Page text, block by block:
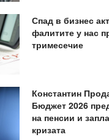
Спад в бизнес
фалитите у нас
тримесечие
Константин
Бюджет 2026
на пенсии и
кризата